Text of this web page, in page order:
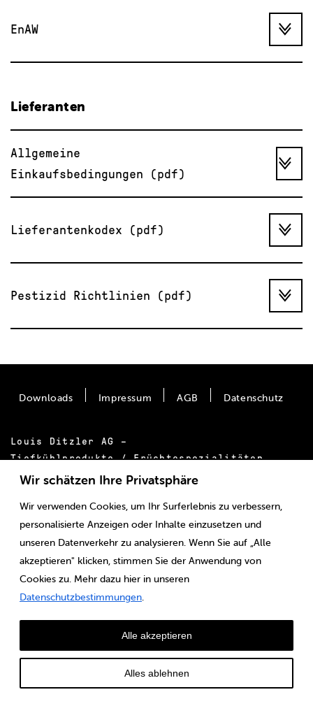
Wir schätzen Ihre Privatsphäre
Wir verwenden Cookies, um Ihr Surferlebnis zu verbessern,
personalisierte Anzeigen oder Inhalte einzusetzen und
unseren Datenverkehr zu analysieren. Wenn Sie auf „Alle
akzeptieren" klicken, stimmen Sie der Anwendung von
Cookies zu. Mehr dazu hier in unseren
Datenschutzbestimmungen
Alles ablehnen
Alle akzeptieren
EnAW
Lieferanten
Allgemeine
Einkaufsbedingungen (pdf)
Lieferantenkodex (pdf)
Pestizid Richtlinien (pdf)
Louis Ditzler AG –
Tiefkühlprodukte / Früchtespezialitäten
Bäumlimattstrasse 20
Tel.:+41 61 855 55 00
E-Mail:info@ditzler.ch
Downloads Impressum AGB Datenschutz